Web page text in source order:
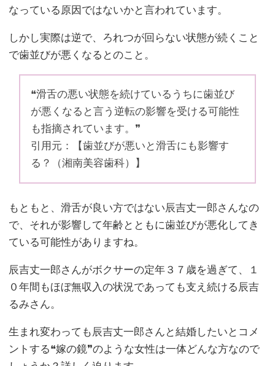
なっている原因ではないかと言われています。
しかし実際は逆で、ろれつが回らない状態が続くこと
で歯並びが悪くなるとのこと。
❝滑舌の悪い状態を続けているうちに歯並び
が悪くなると言う逆転の影響を受ける可能性
も指摘されています。❞
引用元：【歯並びが悪いと滑舌にも影響す
る？（湘南美容歯科）】
もともと、滑舌が良い方ではない辰吉丈一郎さんなの
で、それが影響して年齢とともに歯並びが悪化してき
ている可能性がありますね。
辰吉丈一郎さんがボクサーの定年３７歳を過ぎて、１
０年間もほぼ無収入の状況であっても支え続ける辰吉
るみさん。
生まれ変わっても辰吉丈一郎さんと結婚したいとコメ
ントする❝嫁の鏡❞のような女性は一体どんな方なので